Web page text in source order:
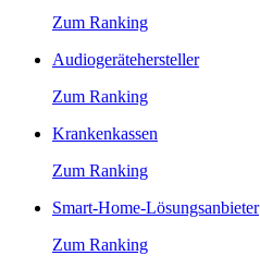
Zum Ranking
Audiogerätehersteller
Zum Ranking
Krankenkassen
Zum Ranking
Smart-Home-Lösungsanbieter
Zum Ranking